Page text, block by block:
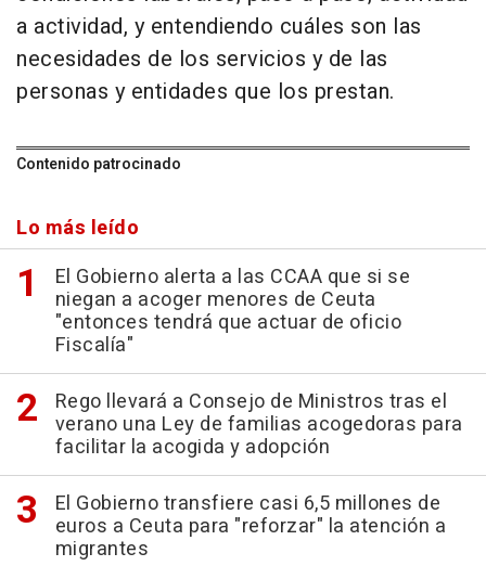
a actividad, y entendiendo cuáles son las
necesidades de los servicios y de las
personas y entidades que los prestan.
Contenido patrocinado
Lo más leído
El Gobierno alerta a las CCAA que si se
niegan a acoger menores de Ceuta
"entonces tendrá que actuar de oficio
Fiscalía"
Rego llevará a Consejo de Ministros tras el
verano una Ley de familias acogedoras para
facilitar la acogida y adopción
El Gobierno transfiere casi 6,5 millones de
euros a Ceuta para "reforzar" la atención a
migrantes